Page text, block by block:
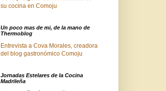
su cocina en Comoju
Un poco mas de mi, de la mano de
Thermoblog
Entrevista a Cova Morales, creadora
del blog gastronómico Comoju
Jornadas Estelares de la Cocina
Madrileña